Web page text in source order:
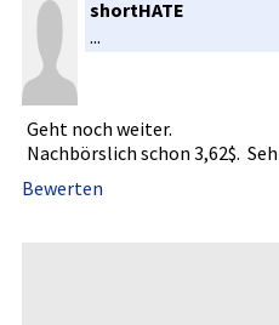
shortHATE
...
Geht noch weiter.
Nachbörsli­ch schon 3,62$.
Bewerten